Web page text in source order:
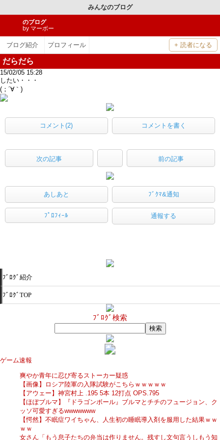
みんなのブログ
のブログ
by マーボー
ブログ紹介 プロフィール + 読者になる
だらだら
15/02/05 15:28
したい・・・
(；´∀｀)
コメント(2) コメントを書く
次の記事 前の記事
あしあと ﾌﾞｸﾏ&通知
ﾌﾟﾛﾌｨｰﾙ 通報する
ﾌﾞﾛｸﾞ紹介
ﾌﾞﾛｸﾞTOP
ﾌﾞﾛｸﾞ検索
ゲーム速報
爽やか青年に忍び寄るストーカー疑惑
【画像】ロシア陸軍の入隊試験がこちらｗｗｗｗｗ
【アウェー】神宮村上 .195 5本 12打点 OPS.795
【ほぼブルマ】『ドラゴンボール』ブルマとチチのフュージョン、ク
ッソ可愛すぎるwwwwwww
【愕然】不眠症ワイちゃん、人生初の睡眠導入剤を服用した結果ｗｗ
ｗｗ
女さん「もう息子たちの弁当は作りません。残すし文句言うしもう知